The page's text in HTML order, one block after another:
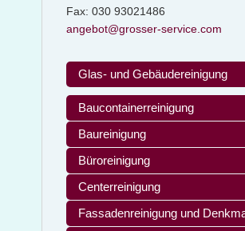
Fax: 030 93021486
angebot@grosser-service.com
Glas- und Gebäudereinigung
Baucontainerreinigung
Baureinigung
Büroreinigung
Centerreinigung
Fassadenreinigung und